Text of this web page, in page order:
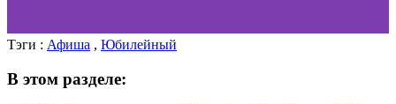
Тэги : Афиша , Юбилейный
В этом разделе: